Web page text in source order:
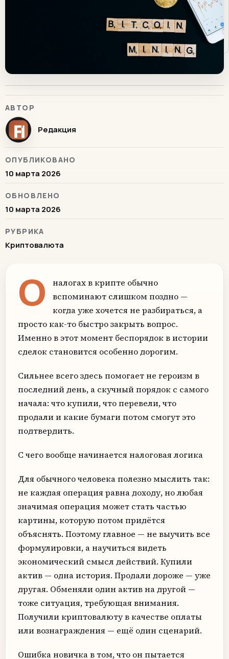
АВТОР
Редакция
ОПУБЛИКОВАНО
10 марта 2026
ОБНОВЛЕНО
10 марта 2026
РУБРИКА
Криптовалюта
О
налогах в крипте обычно
вспоминают слишком поздно —
когда уже хочется не разбираться, а
просто как-то быстро закрыть вопрос.
Именно в этот момент беспорядок в истории
сделок становится особенно дорогим.
Сильнее всего здесь помогает не героизм в
последний день, а скучный порядок с самого
начала: что купили, что перевели, что
продали и какие бумаги потом смогут это
подтвердить.
С чего вообще начинается налоговая логика
Для обычного человека полезно мыслить так:
не каждая операция равна доходу, но любая
значимая операция может стать частью
картины, которую потом придётся
объяснять. Поэтому главное — не выучить все
формулировки, а научиться видеть
экономический смысл действий. Купили
актив — одна история. Продали дороже — уже
другая. Обменяли один актив на другой —
тоже ситуация, требующая внимания.
Получили криптовалюту в качестве оплаты
или вознаграждения — ещё один сценарий.
Ошибка новичка в том, что он пытается